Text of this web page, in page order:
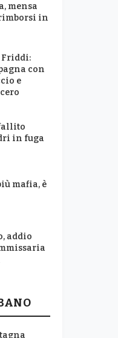
mensa
in
Friddi:
con
e
in fuga
mafia, è
addio